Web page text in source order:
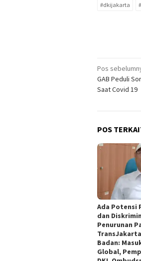
#dkijakarta
pos
Pos
GAB Peduli
Saat Covid 19
POS
Ada Potensi
dan
Penurunan
Badan:
Global,